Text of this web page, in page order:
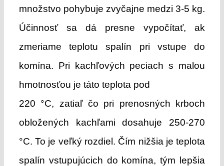
množstvo pohybuje zvyčajne medzi 3-5 kg.
Účinnosť sa dá presne vypočítať, ak
zmeriame teplotu spalín pri vstupe do
komína. Pri kachľových peciach s malou
hmotnosťou je táto teplota pod
220 °C, zatiaľ čo pri prenosných krboch
obložených kachľami dosahuje 250-270
°C. To je veľký rozdiel. Čím nižšia je teplota
spalín vstupujúcich do komína, tým lepšia